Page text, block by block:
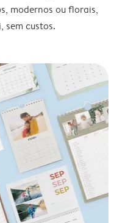
modernos ou florais,
sem custos.